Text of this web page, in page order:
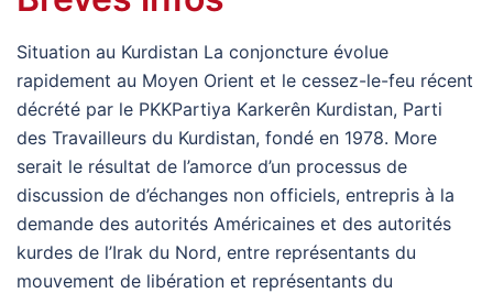
Situation au Kurdistan La conjoncture évolue
rapidement au Moyen Orient et le cessez-le-feu récent
décrété par le PKKPartiya Karkerên Kurdistan, Parti
des Travailleurs du Kurdistan, fondé en 1978. More
serait le résultat de l’amorce d’un processus de
discussion de d’échanges non officiels, entrepris à la
demande des autorités Américaines et des autorités
kurdes de l’Irak du Nord, entre représentants du
mouvement de libération et représentants du